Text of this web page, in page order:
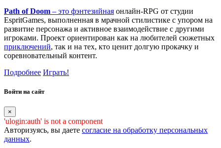
Path of Doom – это фэнтезийная онлайн-RPG от студии
EspritGames, выполненная в мрачной стилистике с упором на
развитие персонажа и активное взаимодействие с другими
игроками. Проект ориентирован как на любителей сюжетных
приключений, так и на тех, кто ценит долгую прокачку и
соревновательный контент.
Подробнее Играть!
Войти на сайт
×
'ulogin:auth' is not a component
Авторизуясь, вы даете согласие на обработку персональных
данных.